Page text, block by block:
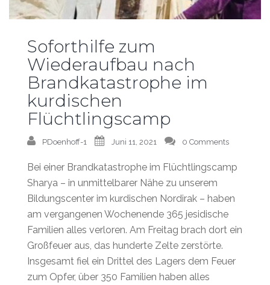
Soforthilfe zum
Wiederaufbau nach
Brandkatastrophe im
kurdischen
Flüchtlingscamp
PDoenhoff-1 Juni 11, 2021 0 Comments
Bei einer Brandkatastrophe im Flüchtlingscamp
Sharya – in unmittelbarer Nähe zu unserem
Bildungscenter im kurdischen Nordirak – haben
am vergangenen Wochenende 365 jesidische
Familien alles verloren. Am Freitag brach dort ein
Großfeuer aus, das hunderte Zelte zerstörte.
Insgesamt fiel ein Drittel des Lagers dem Feuer
zum Opfer, über 350 Familien haben alles